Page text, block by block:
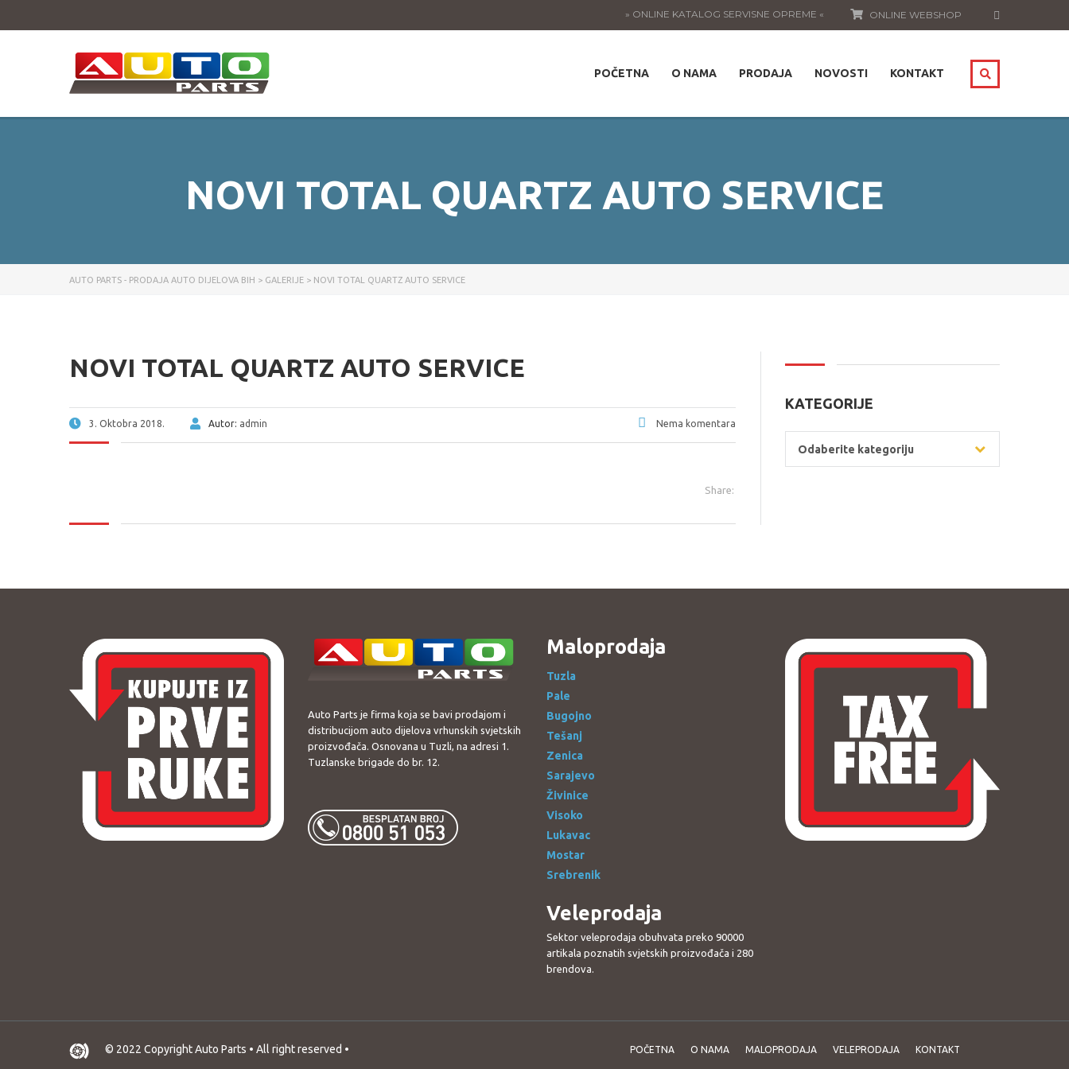
ONLINE WEBSHOP
» ONLINE KATALOG SERVISNE OPREME «
POČETNA O NAMA PRODAJA NOVOSTI KONTAKT
NOVI TOTAL QUARTZ AUTO SERVICE
AUTO PARTS - PRODAJA AUTO DIJELOVA BIH > GALERIJE > NOVI TOTAL QUARTZ AUTO SERVICE
NOVI TOTAL QUARTZ AUTO SERVICE
3. Oktobra 2018. Autor: admin Nema komentara
Share:
KATEGORIJE
Odaberite kategoriju
Auto Parts je firma koja se bavi prodajom i
distribucijom auto dijelova vrhunskih svjetskih
proizvođača. Osnovana u Tuzli, na adresi 1.
Tuzlanske brigade do br. 12.
Maloprodaja
Tuzla
Pale
Bugojno
Tešanj
Zenica
Sarajevo
Živinice
Visoko
Lukavac
Mostar
Srebrenik
Veleprodaja
Sektor veleprodaja obuhvata preko 90000
artikala poznatih svjetskih proizvođača i 280
brendova.
© 2022 Copyright Auto Parts • All right reserved • POČETNA O NAMA MALOPRODAJA VELEPRODAJA KONTAKT